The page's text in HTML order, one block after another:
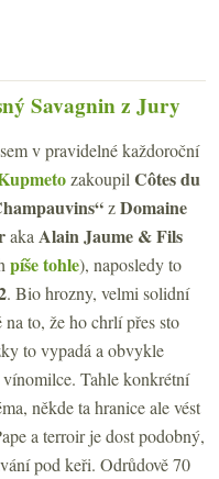
Savagnin z Jury
v pravidelné každoroční
zakoupil Côtes du
zDomaine
aka Alain Jaume & Fils
píše tohle), naposledy to
. Bio hrozny, velmi solidní
to, že ho chrlí přes sto
to vypadá a obvykle
Tahle konkrétní
někde ta hranice ale vést
a terroir je dost podobný,
pod keři. Odrůdově 70